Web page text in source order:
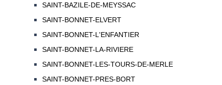
SAINT-BAZILE-DE-MEYSSAC
SAINT-BONNET-ELVERT
SAINT-BONNET-L'ENFANTIER
SAINT-BONNET-LA-RIVIERE
SAINT-BONNET-LES-TOURS-DE-MERLE
SAINT-BONNET-PRES-BORT